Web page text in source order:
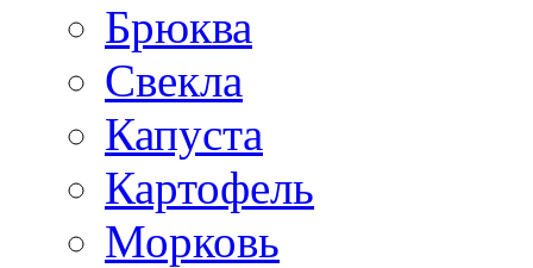
Брюква
Свекла
Капуста
Картофель
Морковь